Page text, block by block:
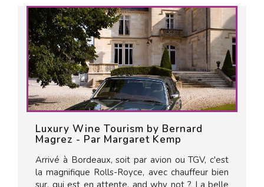
Luxury Wine Tourism by Bernard
Magrez - Par Margaret Kemp
Arrivé à Bordeaux, soit par avion ou TGV, c'est
la magnifique Rolls-Royce, avec chauffeur bien
sur, qui est en attente, and why not ? La belle